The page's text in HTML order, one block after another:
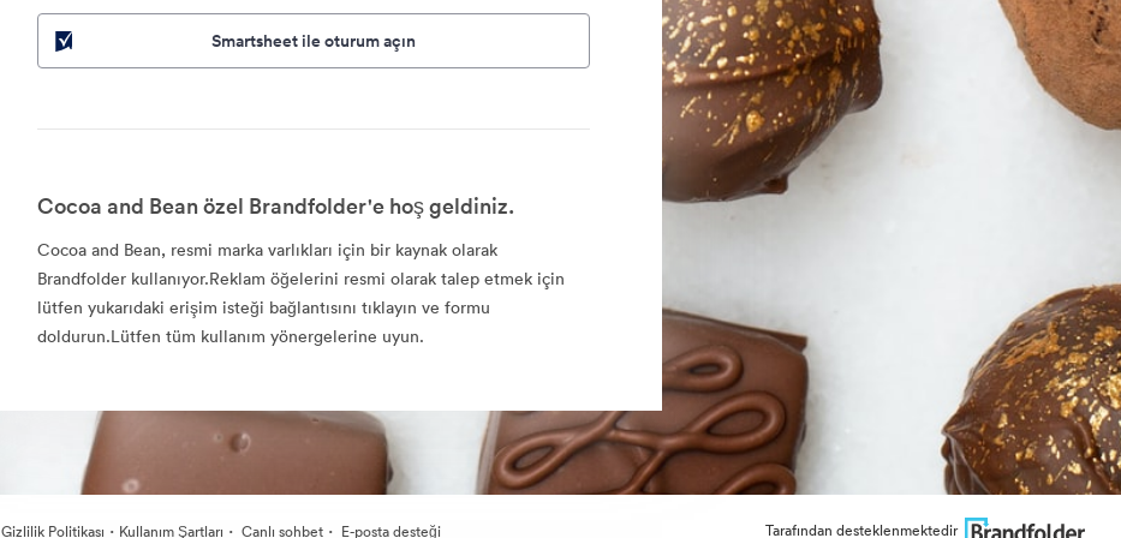
Smartsheet ile oturum açın
Cocoa and Bean özel Brandfolder'e hoş geldiniz.
Cocoa and Bean, resmi marka varlıkları için bir kaynak olarak
Brandfolder kullanıyor.Reklam öğelerini resmi olarak talep etmek için
lütfen yukarıdaki erişim isteği bağlantısını tıklayın ve formu
doldurun.Lütfen tüm kullanım yönergelerine uyun.
Gizlilik Politikası · Kullanım Şartları · Canlı sohbet · E-posta desteği Tarafından desteklenmektedir